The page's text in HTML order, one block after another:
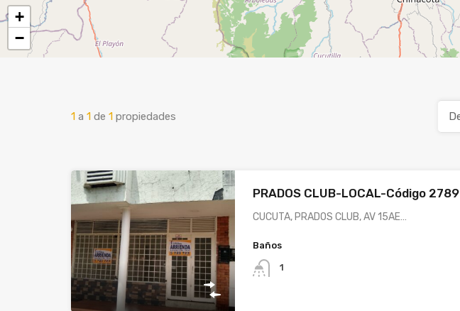
+
−
1 a 1 de 1 propiedades
PRADOS CLUB-LOCAL-Código 2789
CUCUTA, PRADOS CLUB, AV 15AE…
Baños
1